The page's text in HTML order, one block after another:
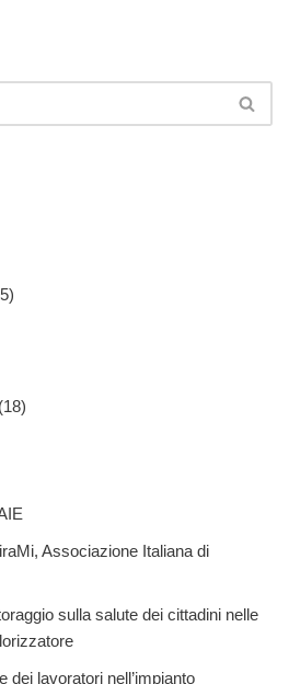
(18)
Associazione Italiana di
sulla salute dei cittadini nelle
dei lavoratori nell’impianto